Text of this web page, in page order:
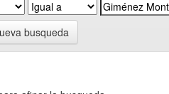
busqueda